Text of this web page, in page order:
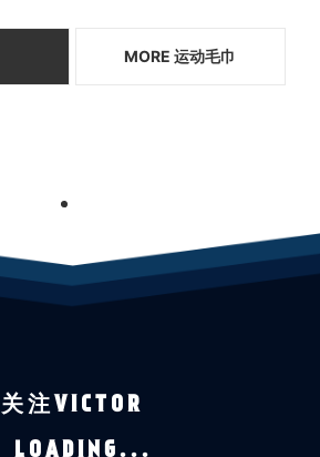
MORE 运动毛巾
1
关注VICTOR
LOADING...